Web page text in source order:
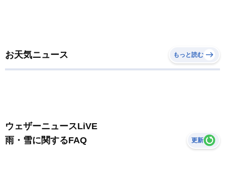
お天気ニュース もっと読む
ウェザーニュースLiVE
雨・雪に関するFAQ
更新